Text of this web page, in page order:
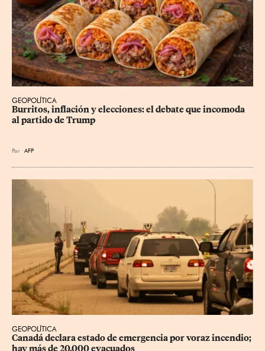
GEOPOLÍTICA
Burritos, inflación y elecciones: el debate que incomoda
al partido de Trump
Por AFP
GEOPOLÍTICA
Canadá declara estado de emergencia por voraz incendio;
hay más de 20,000 evacuados